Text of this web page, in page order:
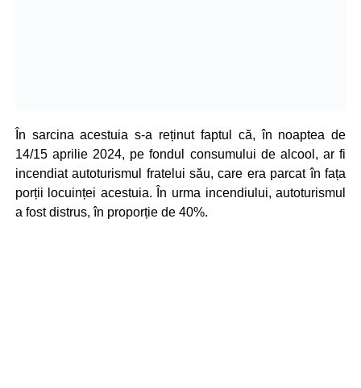
În sarcina acestuia s-a reținut faptul că, în noaptea de
14/15 aprilie 2024, pe fondul consumului de alcool, ar fi
incendiat autoturismul fratelui său, care era parcat în fața
porții locuinței acestuia. În urma incendiului, autoturismul
a fost distrus, în proporție de 40%.